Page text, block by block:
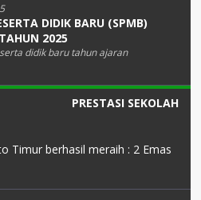
DIDIK BARU (SPMB)
2025
didik baru tahun ajaran
PRESTASI SEKOLAH
Timur berhasil meraih : 2 Emas